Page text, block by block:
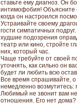
ставьте ему диагноз. Он
интимофобия! Объясните
когда он настроился
Устраивайте своему
гости симпатичных
худшие подозрения
театр или кино, стройте
них, который час.
Чаще требуйте от своей
уточнять, как сильно он
будет ли любить всю
Все время спрашивайте,
немедленно возмутитесь:
Любимый не звонит вам
отношения. Его нет